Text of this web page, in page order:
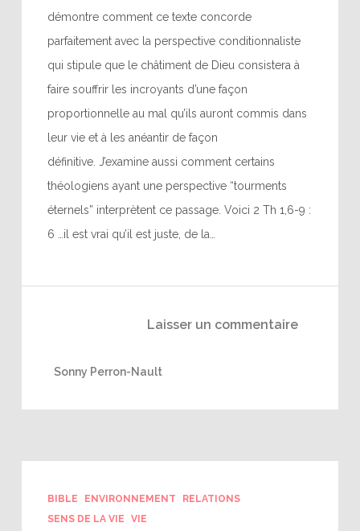
démontre comment ce texte concorde
parfaitement avec la perspective conditionnaliste
qui stipule que le châtiment de Dieu consistera à
faire souffrir les incroyants d’une façon
proportionnelle au mal qu’ils auront commis dans
leur vie et à les anéantir de façon
définitive. J’examine aussi comment certains
théologiens ayant une perspective “tourments
éternels” interprètent ce passage. Voici 2 Th 1,6-9 :
6 …il est vrai qu’il est juste, de la…
Laisser un commentaire
Sonny Perron-Nault
BIBLE ENVIRONNEMENT
RELATIONS
SENS DE LA VIE
VIE